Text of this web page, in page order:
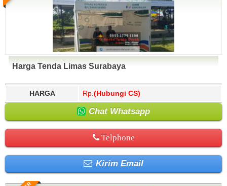
Harga Tenda Limas Surabaya
HARGA Rp. (Hubungi CS)
Chat Whatsapp
Telphone
Kirim Email